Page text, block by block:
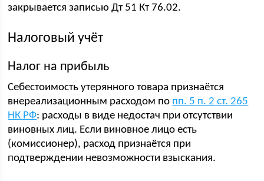
закрывается записью Дт 51 Кт 76.02.
Налоговый учёт
Налог на прибыль
Себестоимость утерянного товара признаётся
внереализационным расходом по пп. 5 п. 2 ст. 265
НК РФ: расходы в виде недостач при отсутствии
виновных лиц. Если виновное лицо есть
(комиссионер), расход признаётся при
подтверждении невозможности взыскания.